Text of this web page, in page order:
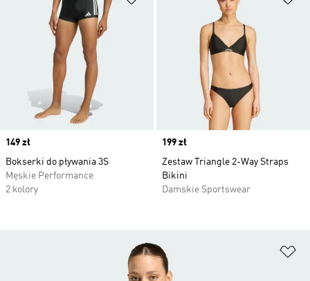
Price
149 zł
Bokserki do pływania 3S
Męskie Performance
2 kolory
Price
199 zł
Zestaw Triangle 2-Way Straps
Bikini
Damskie Sportswear